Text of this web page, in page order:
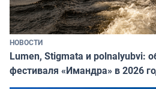
НОВОСТИ
Lumen, Stigmata и polnalyubvi:
фестиваля «Имандра» в 2026